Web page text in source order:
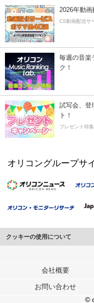
2026年動画
CS動画配信サ
毎週の音楽
ク！
試写会、登
ト！
プレゼント特集
オリコングループサ
クッキーの使用について
このサイトでは Cookie を使用
行っています。
メディアや広告配信、データ解
各パートナーは、この情報とユ
会社概要
お問い合わせ
©